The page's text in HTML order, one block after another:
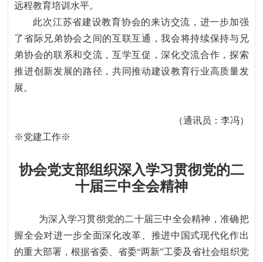
远程教育培训水平。
此次江苏省建设教育协会的来访交流，进一步加强
了省际兄弟协会之间的互联互通，我会将持续保持与兄
弟协会的联系和交流，互学互促，深化交流合作，探索
推进创新发展的路径，共同推动建设教育行业高质量发
展。
（通讯员：李冯）
※党建工作※
协会党支部组织深入学习贯彻党的二
十届三中全会精神
为深入学习贯彻党的二十届三中全会精神，准确把
握全会对进一步全面深化改革、推进中国式现代化作出
的重大部署，根据省委、省委“两新”工委及省社会组织党